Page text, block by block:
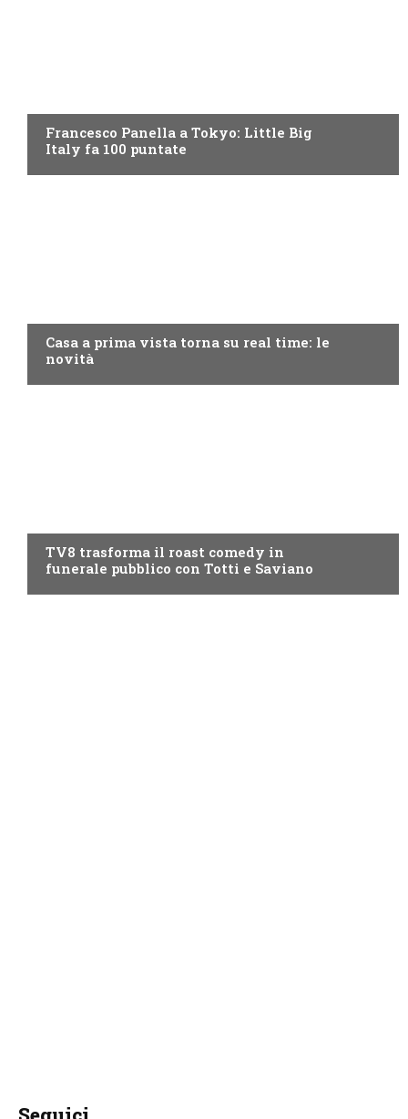
Francesco Panella a Tokyo: Little Big
Italy fa 100 puntate
Casa a prima vista torna su real time: le
novità
TV8 trasforma il roast comedy in
funerale pubblico con Totti e Saviano